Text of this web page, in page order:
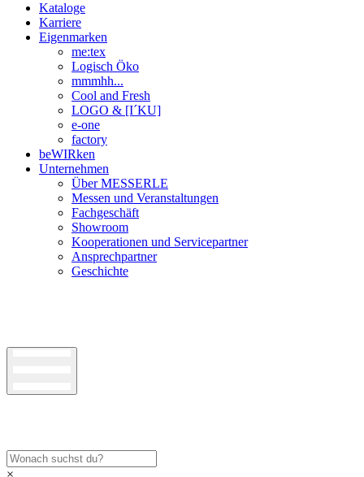
Kataloge
Karriere
Eigenmarken
me:tex
Logisch Öko
mmmhh...
Cool and Fresh
LOGO & [I´KU]
e-one
factory
beWIRken
Unternehmen
Über MESSERLE
Messen und Veranstaltungen
Fachgeschäft
Showroom
Kooperationen und Servicepartner
Ansprechpartner
Geschichte